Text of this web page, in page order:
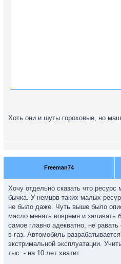
ps поздно заметил этот пост Re:
Хоть они и шуты гороховые, но
Freeman74
Хочу отдельно сказать что ресурс
бычка. У немцов таких малых
не было даже. Чуть выше было
масло менять вовремя и заливать
самое главно адекватно, не
в газ. Автомобиль
экстримальной эксплуатации.
тыс. - на 10 лет хватит.